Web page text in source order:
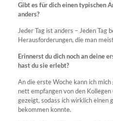
Gibt es für dich einen typischen
anders?
Jeder Tag ist anders – Jeden Tag
Herausforderungen, die man
Erinnerst du dich noch an deine
hast du sie erlebt?
An die erste Woche kann ich
nett empfangen von den
gezeigt, sodass ich wirklich einen
bekommen konnte.